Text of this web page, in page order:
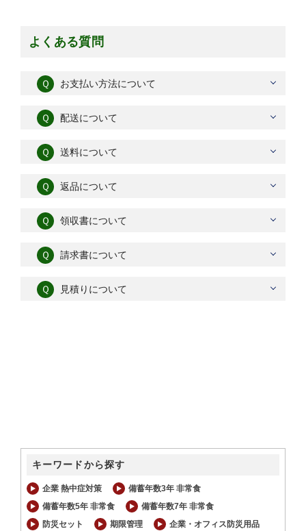
よくある質問
Ｑ お支払い方法について
Ｑ 配送について
Ｑ 送料について
Ｑ 返品について
Ｑ 領収書について
Ｑ 請求書について
Ｑ 見積りについて
キーワードから探す
企業 熱中症対策
備蓄年数3年 非常食
備蓄年数5年 非常食
備蓄年数7年 非常食
防災セット
期限管理 企業・オフィス防災用品